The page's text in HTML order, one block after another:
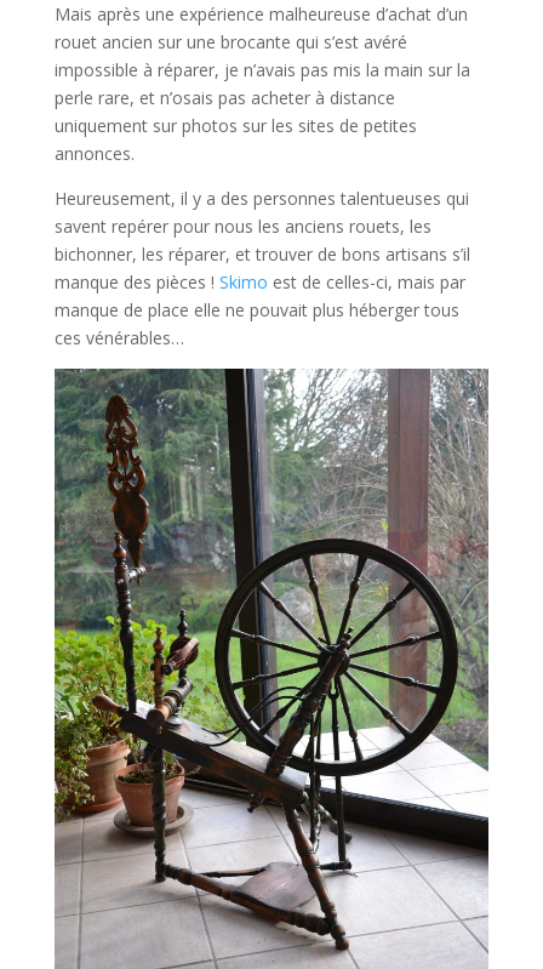
Mais après une expérience malheureuse d’achat d’un
rouet ancien sur une brocante qui s’est avéré
impossible à réparer, je n’avais pas mis la main sur la
perle rare, et n’osais pas acheter à distance
uniquement sur photos sur les sites de petites
annonces.
Heureusement, il y a des personnes talentueuses qui
savent repérer pour nous les anciens rouets, les
bichonner, les réparer, et trouver de bons artisans s’il
manque des pièces ! Skimo est de celles-ci, mais par
manque de place elle ne pouvait plus héberger tous
ces vénérables…